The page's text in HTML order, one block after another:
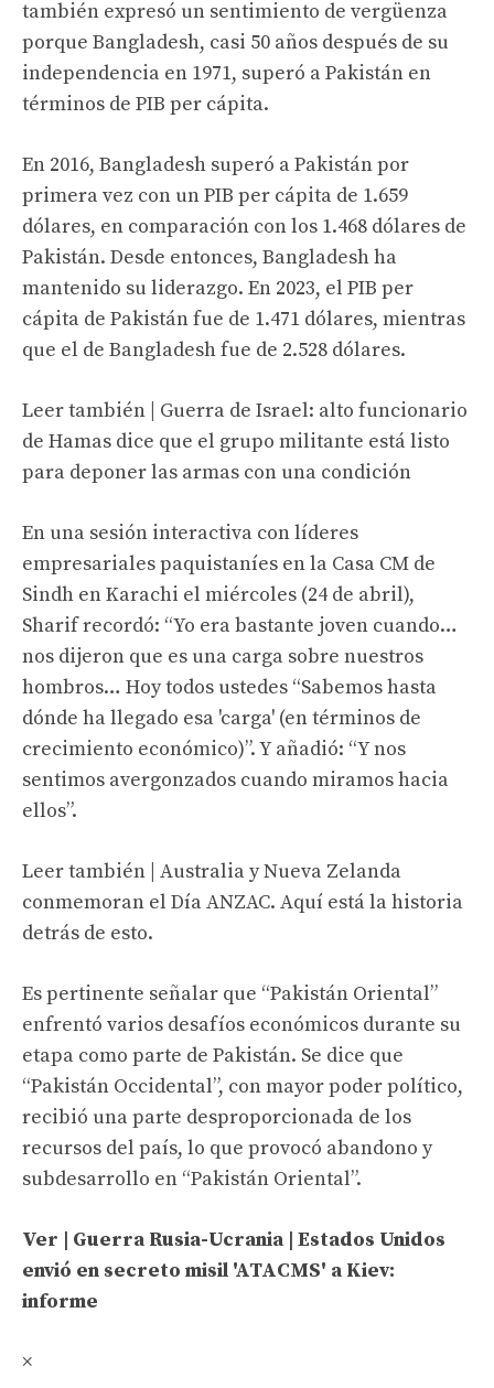
también expresó un sentimiento de vergüenza
porque Bangladesh, casi 50 años después de su
independencia en 1971, superó a Pakistán en
términos de PIB per cápita.
En 2016, Bangladesh superó a Pakistán por
primera vez con un PIB per cápita de 1.659
dólares, en comparación con los 1.468 dólares de
Pakistán. Desde entonces, Bangladesh ha
mantenido su liderazgo. En 2023, el PIB per
cápita de Pakistán fue de 1.471 dólares, mientras
que el de Bangladesh fue de 2.528 dólares.
Leer también | Guerra de Israel: alto funcionario
de Hamas dice que el grupo militante está listo
para deponer las armas con una condición
En una sesión interactiva con líderes
empresariales paquistaníes en la Casa CM de
Sindh en Karachi el miércoles (24 de abril),
Sharif recordó: “Yo era bastante joven cuando…
nos dijeron que es una carga sobre nuestros
hombros… Hoy todos ustedes “Sabemos hasta
dónde ha llegado esa 'carga' (en términos de
crecimiento económico)”. Y añadió: “Y nos
sentimos avergonzados cuando miramos hacia
ellos”.
Leer también | Australia y Nueva Zelanda
conmemoran el Día ANZAC. Aquí está la historia
detrás de esto.
Es pertinente señalar que “Pakistán Oriental”
enfrentó varios desafíos económicos durante su
etapa como parte de Pakistán. Se dice que
“Pakistán Occidental”, con mayor poder político,
recibió una parte desproporcionada de los
recursos del país, lo que provocó abandono y
subdesarrollo en “Pakistán Oriental”.
Ver | Guerra Rusia-Ucrania | Estados Unidos
envió en secreto misil 'ATACMS' a Kiev:
informe
×